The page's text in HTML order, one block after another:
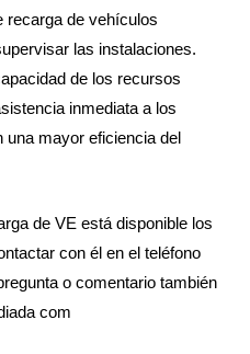
recarga de vehículos
las instalaciones.
de los recursos
inmediata a los
una mayor eficiencia del
de VE está disponible los
con él en el teléfono
o comentario también
com